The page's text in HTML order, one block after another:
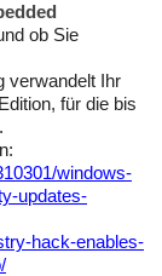
ob Sie
verwandelt Ihr
für die bis
windows-
updates-
hack-enables-